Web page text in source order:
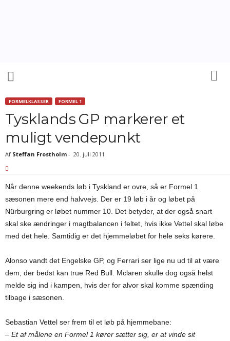
FORMELKLASSER FORMEL 1
Tysklands GP markerer et
muligt vendepunkt
Af Steffan Frostholm - 20. juli 2011
Når denne weekends løb i Tyskland er ovre, så er Formel 1
sæsonen mere end halvvejs. Der er 19 løb i år og løbet på
Nürburgring er løbet nummer 10. Det betyder, at der også snart
skal ske ændringer i magtbalancen i feltet, hvis ikke Vettel skal løbe
med det hele. Samtidig er det hjemmeløbet for hele seks kørere.
Alonso vandt det Engelske GP, og Ferrari ser lige nu ud til at være
dem, der bedst kan true Red Bull. Mclaren skulle dog også helst
melde sig ind i kampen, hvis der for alvor skal komme spænding
tilbage i sæsonen.
Sebastian Vettel ser frem til et løb på hjemmebane:
– Et af målene en Formel 1 kører sætter sig, er at vinde sit